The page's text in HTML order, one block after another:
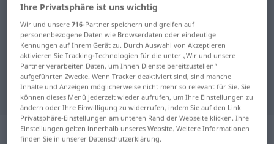
Deutsch-Spanisch Wörterbuch hündisch
Deutsch-Spanisch Übersetzung für
"hündisch"
"hündisch" Spanisch Übersetzung
„hündisch“: Adjektiv
Ihre Privatsphäre ist uns wichtig
Wir und unsere716-Partner speichern und greifen auf
personenbezogene Daten wie Browserdaten oder eindeutige
Kennungen auf Ihrem Gerät zu. Durch Auswahl von Akzeptieren
aktivieren Sie Tracking-Technologien für die unter „Wir und unsere
Partner verarbeiten Daten, um Ihnen Dienste bereitzustellen“
aufgeführten Zwecke. Wenn Tracker deaktiviert sind, sind manche
Inhalte und Anzeigen möglicherweise nicht mehr so relevant für Sie. Sie
können dieses Menü jederzeit wieder aufrufen, um Ihre Einstellungen zu
ändern oder Ihre Einwilligung zu widerrufen, indem Sie auf den Link
Privatsphäre-Einstellungen am unteren Rand der Webseite klicken. Ihre
Einstellungen gelten innerhalb unseres Website. Weitere Informationen
finden Sie in unserer Datenschutzerklärung.